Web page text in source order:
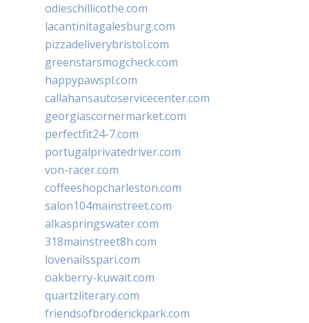
odieschillicothe.com
lacantinitagalesburg.com
pizzadeliverybristol.com
greenstarsmogcheck.com
happypawspl.com
callahansautoservicecenter.com
georgiascornermarket.com
perfectfit24-7.com
portugalprivatedriver.com
von-racer.com
coffeeshopcharleston.com
salon104mainstreet.com
alkaspringswater.com
318mainstreet8h.com
lovenailsspari.com
oakberry-kuwait.com
quartzliterary.com
friendsofbroderickpark.com